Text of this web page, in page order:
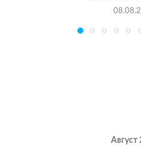
Август